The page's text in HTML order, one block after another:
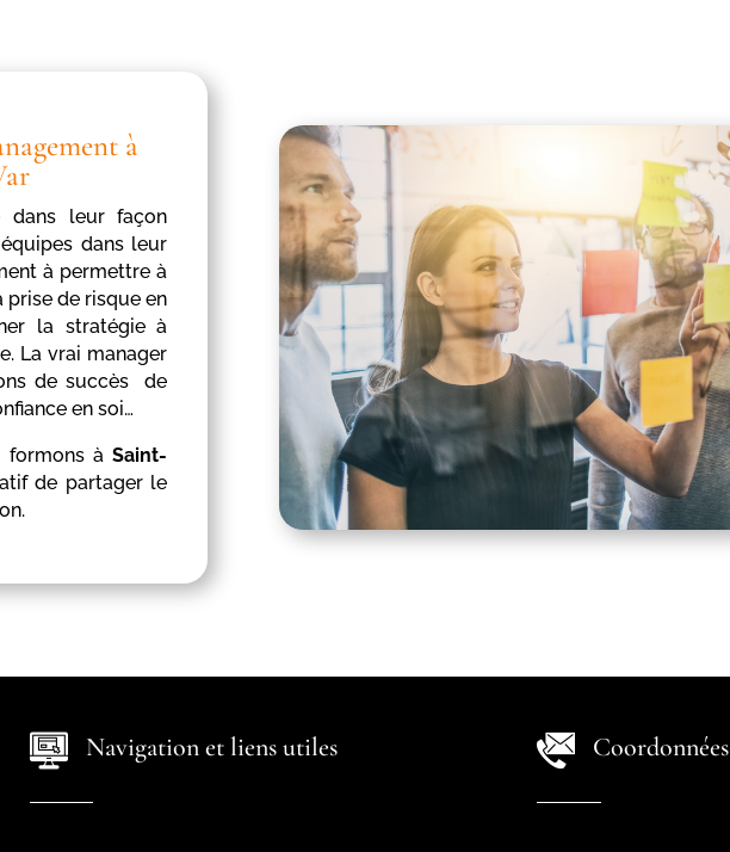
à
dans leur façon
dans leur
à permettre à
prise de risque en
la stratégie à
La vrai manager
de succès de
en soi…
formons àSaint-
de partager le
Navigation et liens utiles Coordonnées